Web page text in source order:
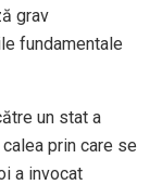
grav
fundamentale
un stat a
prin care se
a invocat